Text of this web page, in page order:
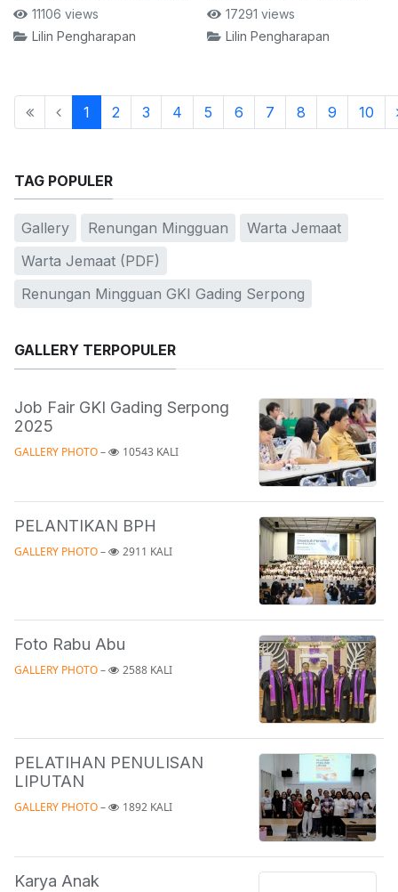
11106 views
Lilin Pengharapan
17291 views
Lilin Pengharapan
1 2 3 4 5 6 7 8 9 10
TAG POPULER
Gallery Renungan Mingguan
Warta Jemaat
Warta Jemaat (PDF)
Renungan Mingguan GKI Gading Serpong
GALLERY TERPOPULER
Job Fair GKI Gading Serpong
2025
GALLERY PHOTO – 10543 KALI
PELANTIKAN BPH
GALLERY PHOTO – 2911 KALI
Foto Rabu Abu
GALLERY PHOTO – 2588 KALI
PELATIHAN PENULISAN
LIPUTAN
GALLERY PHOTO – 1892 KALI
Karya Anak